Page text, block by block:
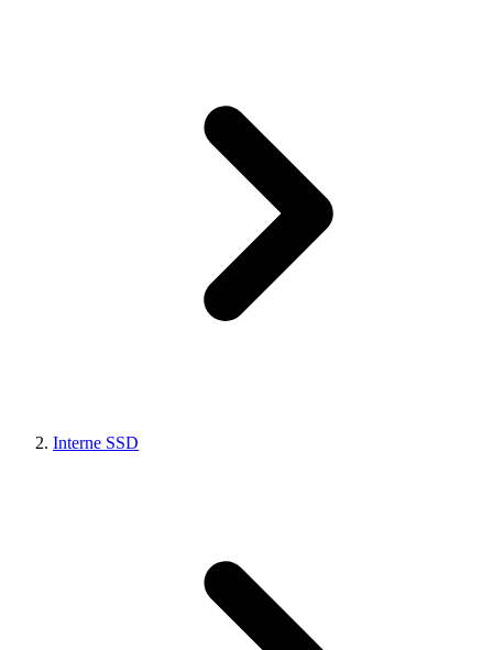
Interne SSD